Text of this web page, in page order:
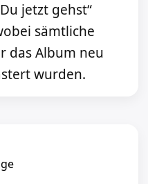
jetzt gehst“
sämtliche
das Album neu
wurden.